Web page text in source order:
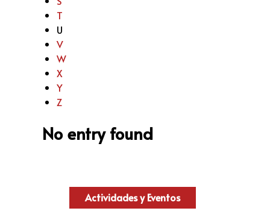
T
U
V
W
X
Y
Z
No entry found
Actividades y Eventos